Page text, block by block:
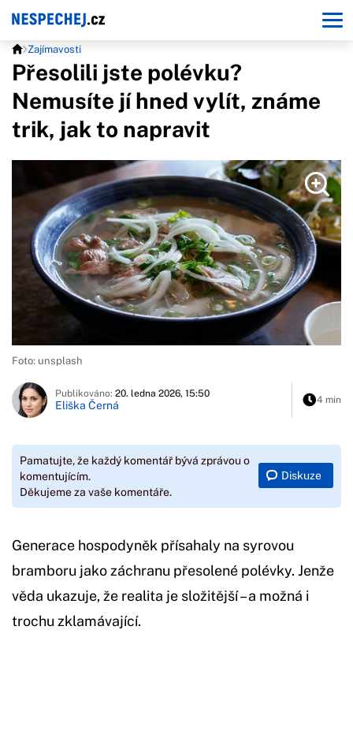
Zajímavosti
Přesolili jste polévku?
Nemusíte jí hned vylít, známe
trik, jak to napravit
Foto: unsplash
Publikováno: 20. ledna 2026, 15:50
Eliška Černá 4 min
Pamatujte, že každý komentář bývá zprávou o
komentujícím.
Děkujeme za vaše komentáře.
Diskuze
Generace hospodyněk přísahaly na syrovou
bramboru jako záchranu přesolené polévky. Jenže
věda ukazuje, že realita je složitější – a možná i
trochu zklamávající.